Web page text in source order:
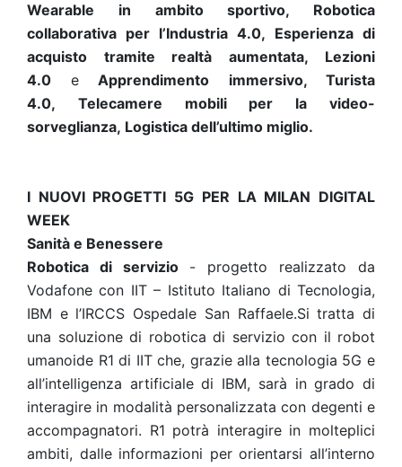
Wearable in ambito sportivo, Robotica
collaborativa per l’Industria 4.0, Esperienza di
acquisto tramite realtà aumentata, Lezioni
4.0
e
Apprendimento immersivo, Turista
4.0, Telecamere mobili per la video-
sorveglianza, Logistica dell’ultimo miglio.
I NUOVI PROGETTI 5G PER LA MILAN DIGITAL
WEEK
Sanità e Benessere
Robotica di servizio
- progetto realizzato da
Vodafone con IIT – Istituto Italiano di Tecnologia,
IBM e l’IRCCS Ospedale San Raffaele.Si tratta di
una soluzione di robotica di servizio con il robot
umanoide R1 di IIT che, grazie alla tecnologia 5G e
all’intelligenza artificiale di IBM, sarà in grado di
interagire in modalità personalizzata con degenti e
accompagnatori. R1 potrà interagire in molteplici
ambiti, dalle informazioni per orientarsi all’interno